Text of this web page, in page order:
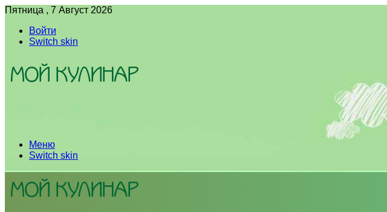
Пятница , 7 Август 2026
Войти
Switch skin
Меню
Switch skin